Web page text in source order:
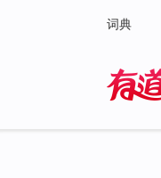
词典